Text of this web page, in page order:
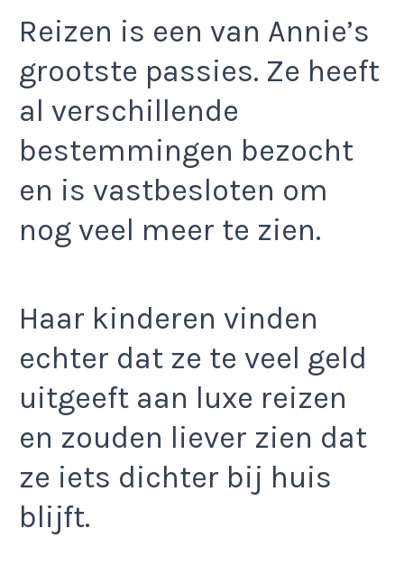
Reizen is een van Annie’s
grootste passies. Ze heeft
al verschillende
bestemmingen bezocht
en is vastbesloten om
nog veel meer te zien.
Haar kinderen vinden
echter dat ze te veel geld
uitgeeft aan luxe reizen
en zouden liever zien dat
ze iets dichter bij huis
blijft.